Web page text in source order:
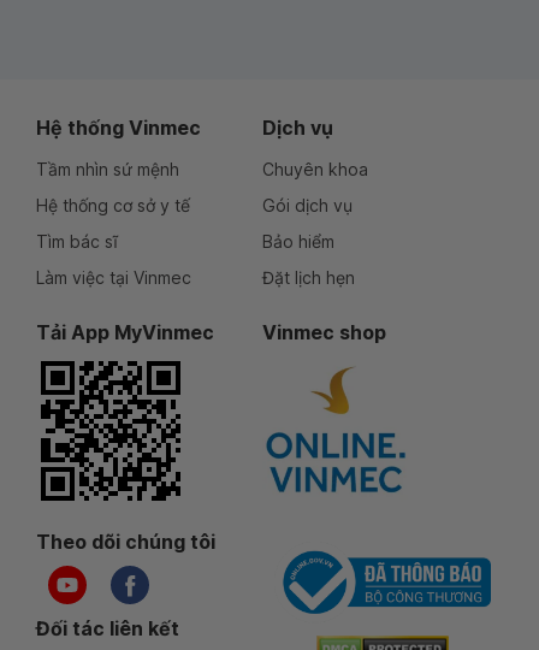
Hệ thống Vinmec
Tầm nhìn sứ mệnh
Hệ thống cơ sở y tế
Tìm bác sĩ
Làm việc tại Vinmec
Dịch vụ
Chuyên khoa
Gói dịch vụ
Bảo hiểm
Đặt lịch hẹn
Tải App MyVinmec Vinmec shop
Theo dõi chúng tôi
Đối tác liên kết